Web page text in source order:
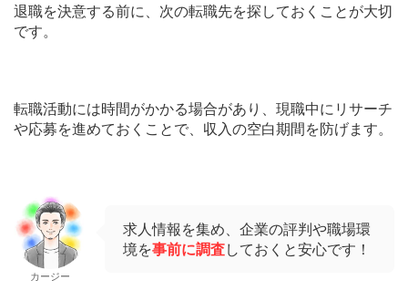
退職を決意する前に、次の転職先を探しておくことが大切
です。
転職活動には時間がかかる場合があり、現職中にリサーチ
や応募を進めておくことで、収入の空白期間を防げます。
カージー
求人情報を集め、企業の評判や職場環
境を事前に調査しておくと安心です！